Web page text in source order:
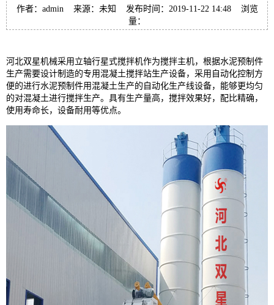
作者：admin 来源：未知 发布时间：2019-11-22 14:48 浏览
量：
河北双星机械采用立轴行星式搅拌机作为搅拌主机，根据水泥预制件
生产需要设计制造的专用混凝土搅拌站生产设备，采用自动化控制方
便的进行水泥预制件用混凝土生产的自动化生产线设备，能够更均匀
的对混凝土进行搅拌生产。具有生产量高，搅拌效果好，配比精确，
使用寿命长，设备耐用等优点。